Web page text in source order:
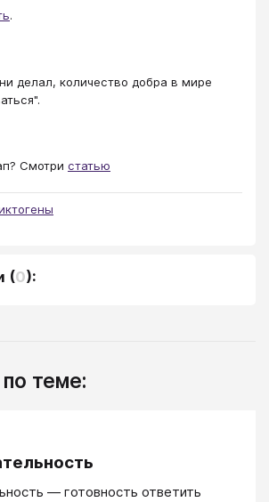
.
делал, количество добра в мире
Смотри статью
(0):
теме:
— готовность ответить